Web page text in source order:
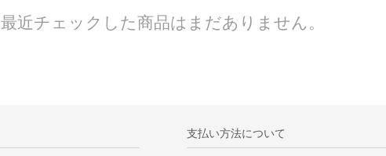
最近チェックした商品はまだありません。
支払い方法について